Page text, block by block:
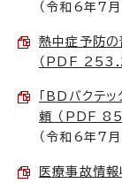
（令和6年7
熱中症予防
（PDF
「BDバクテ
頼 （PDF
（令和6年7月
医療事故情